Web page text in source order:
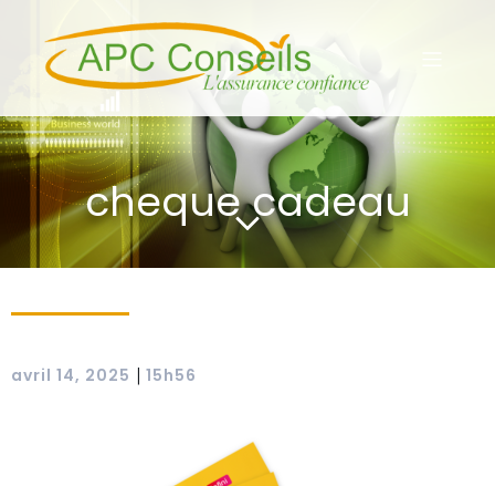
cheque cadeau
avril 14, 2025 | 15h56